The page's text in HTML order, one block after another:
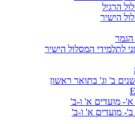
הרגיל
הישיר
לתלמידי המסלול הישיר
ב' וג' בתואר ראשון
מועדים א' ו-ב'
מועדים א' ו-ב'